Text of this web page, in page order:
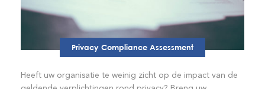
Privacy Compliance Assessment
Heeft uw organisatie te weinig zicht op de impact van de